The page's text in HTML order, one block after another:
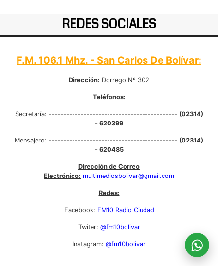
REDES SOCIALES
F.M. 106.1 Mhz. - San Carlos De Bolívar:
Dirección: Dorrego Nº 302
Teléfonos:
Secretaría: -------------------------------------------- (02314)
- 620399
Mensajero: -------------------------------------------- (02314)
- 620485
Dirección de Correo
Electrónico: multimediosbolivar@gmail.com
Redes:
Facebook: FM10 Radio Ciudad
Twiter: @fm10bolivar
Instagram: @fm10bolivar